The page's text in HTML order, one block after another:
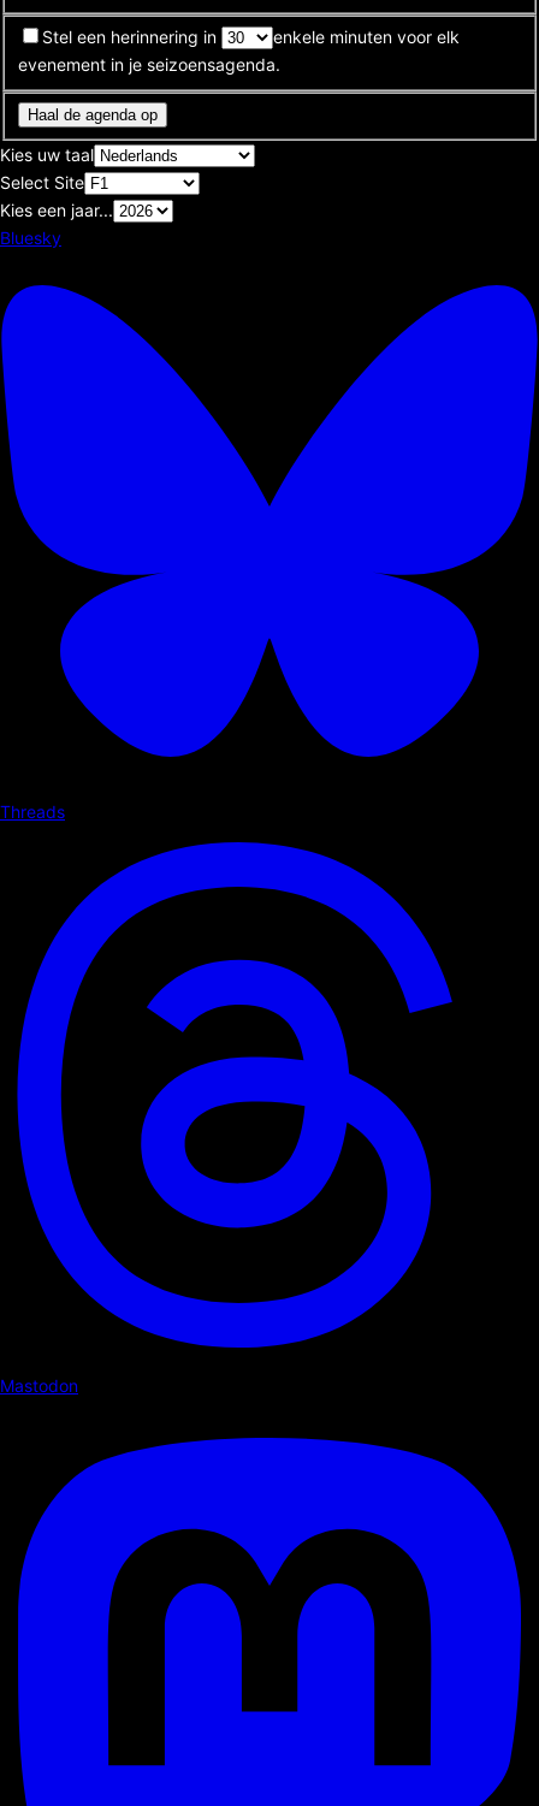
Stel een herinnering in
enkele minuten voor elk
evenement in je seizoensagenda.
Haal de agenda op
Kies uw taal
Select Site
Kies een jaar...
Bluesky
Threads
Mastodon